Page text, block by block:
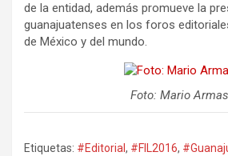
de la entidad, además promueve la
guanajuatenses en los foros
de México y del mundo.
Foto: Mario Armas
Etiquetas: #Editorial, #FIL2016,